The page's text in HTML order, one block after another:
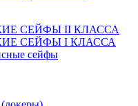
СЕЙФЫ II КЛАССА
СЕЙФЫ I КЛАССА
сейфы